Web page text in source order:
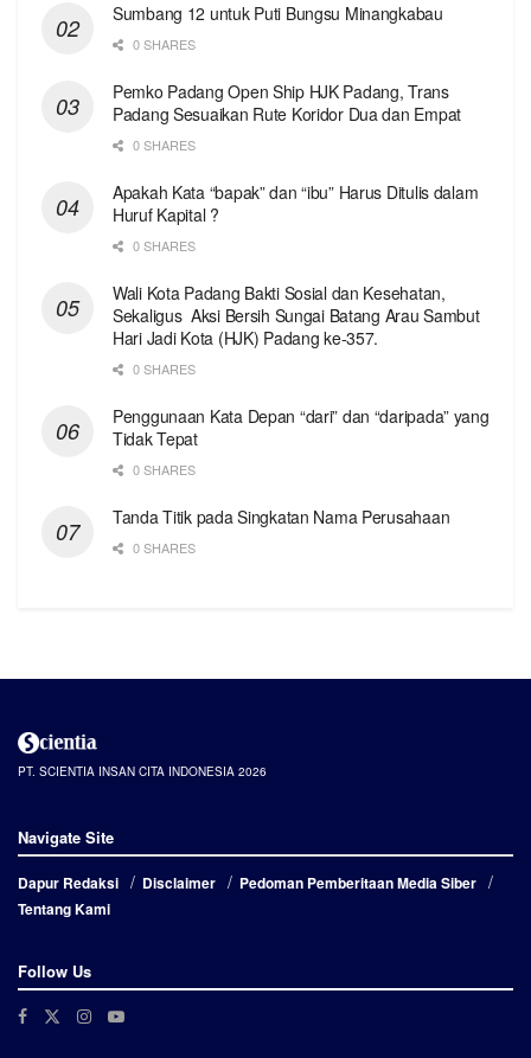
Sumbang 12 untuk Puti Bungsu Minangkabau
0 SHARES
Pemko Padang Open Ship HJK Padang, Trans
Padang Sesuaikan Rute Koridor Dua dan Empat
0 SHARES
Apakah Kata “bapak” dan “ibu” Harus Ditulis dalam
Huruf Kapital ?
0 SHARES
Wali Kota Padang Bakti Sosial dan Kesehatan,
Sekaligus Aksi Bersih Sungai Batang Arau Sambut
Hari Jadi Kota (HJK) Padang ke-357.
0 SHARES
Penggunaan Kata Depan “dari” dan “daripada” yang
Tidak Tepat
0 SHARES
Tanda Titik pada Singkatan Nama Perusahaan
0 SHARES
PT. SCIENTIA INSAN CITA INDONESIA 2026
Navigate Site
Dapur Redaksi Disclaimer
Pedoman Pemberitaan Media Siber
Tentang Kami
Follow Us